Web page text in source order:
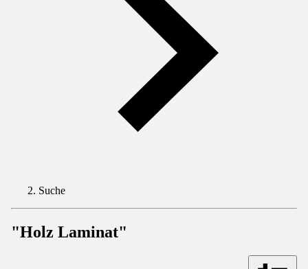
Suche
"Holz Laminat"